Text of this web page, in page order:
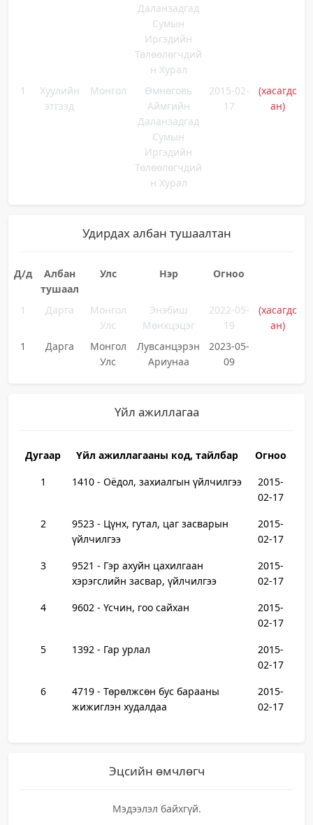
Даланзадгад
Сумын
Иргэдийн
Төлөөлөгчдий
н Хурал
1
Хуулийн
этгээд
Монгол
Өмнөговь
Аймгийн
Даланзадгад
Сумын
Иргэдийн
Төлөөлөгчдий
н Хурал
2015-02-
17
(хасагдс
ан)
Удирдах албан тушаалтан
Д/д
Албан
тушаал
Улс Нэр Огноо
1 Дарга
Монгол
Улс
Энэбиш
Мөнхцэцэг
2022-05-
19
(хасагдс
ан)
1
Дарга
Монгол
Улс
Лувсанцэрэн
Ариунаа
2023-05-
09
Үйл ажиллагаа
Дугаар Үйл ажиллагааны код, тайлбар
Огноо
1
1410 - Оёдол, захиалгын үйлчилгээ
2015-
02-17
2
9523 - Цүнх, гутал, цаг засварын
үйлчилгээ
2015-
02-17
3
9521 - Гэр ахуйн цахилгаан
хэрэгслийн засвар, үйлчилгээ
2015-
02-17
4
9602 - Үсчин, гоо сайхан
2015-
02-17
5
1392 - Гар урлал
2015-
02-17
6
4719 - Төрөлжсөн бус барааны
жижиглэн худалдаа
2015-
02-17
Эцсийн өмчлөгч
Мэдээлэл байхгүй.